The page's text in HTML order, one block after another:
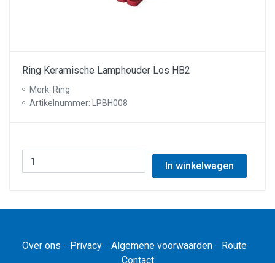
Ring Keramische Lamphouder Los HB2
Merk: Ring
Artikelnummer: LPBH008
In winkelwagen
Over ons · Privacy· Algemene voorwaarden· Route·
Contact